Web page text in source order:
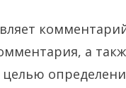
а
целью